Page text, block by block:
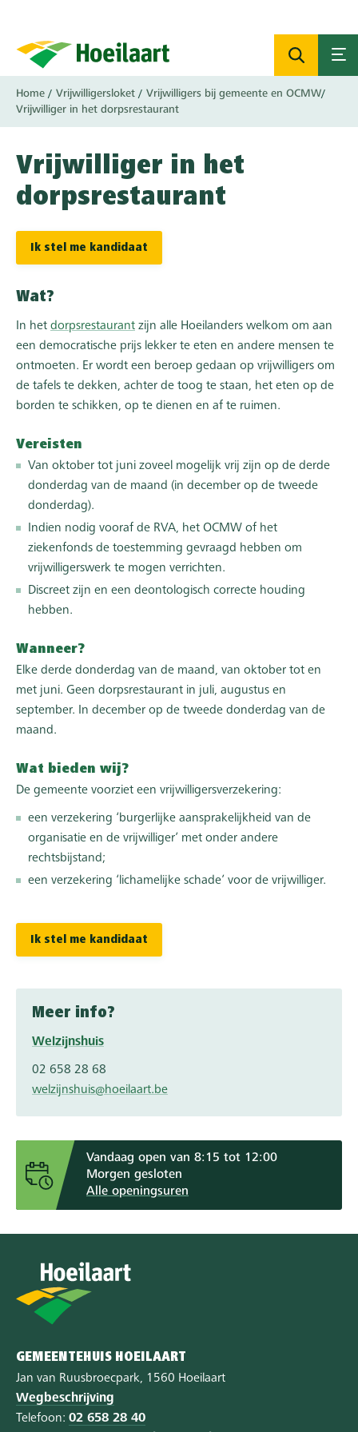
naar
inhoud
gaan
Kruimelpad
Home Vrijwilligersloket
Vrijwilligers bij gemeente en OCMW
Vrijwilliger in het dorpsrestaurant
Vrijwilliger in het
dorpsrestaurant
Ik stel me kandidaat
Wat?
In het dorpsrestaurant zijn alle Hoeilanders welkom om aan
een democratische prijs lekker te eten en andere mensen te
ontmoeten. Er wordt een beroep gedaan op vrijwilligers om
de tafels te dekken, achter de toog te staan, het eten op de
borden te schikken, op te dienen en af te ruimen.
Vereisten
Van oktober tot juni zoveel mogelijk vrij zijn op de derde
donderdag van de maand (in december op de tweede
donderdag).
Indien nodig vooraf de RVA, het OCMW of het
ziekenfonds de toestemming gevraagd hebben om
vrijwilligerswerk te mogen verrichten.
Discreet zijn en een deontologisch correcte houding
hebben.
Wanneer?
Elke derde donderdag van de maand, van oktober tot en
met juni. Geen dorpsrestaurant in juli, augustus en
september. In december op de tweede donderdag van de
maand.
Wat bieden wij?
De gemeente voorziet een vrijwilligersverzekering:
een verzekering ‘burgerlijke aansprakelijkheid van de
organisatie en de vrijwilliger’ met onder andere
rechtsbijstand;
een verzekering ‘lichamelijke schade’ voor de vrijwilliger.
Ik stel me kandidaat
Meer info?
Welzijnshuis
02 658 28 68
welzijnshuis@hoeilaart.be
Vandaag open van 8:15 tot 12:00
Morgen gesloten
Alle openingsuren
GEMEENTEHUIS HOEILAART
Jan van Ruusbroecpark, 1560 Hoeilaart
Wegbeschrijving
Telefoon: 02 658 28 40